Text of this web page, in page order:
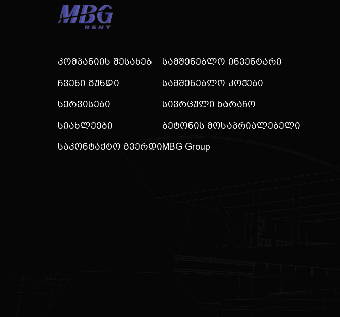
Კომპანიის Შესახებ
Ჩვენი Გუნდი
Სერვისები
Სიახლეები
Საკონტაქტო Გვერდი
Სამშენებლო Ინვენტარი
Სამშენებლო Კოჭები
Სივრცული Ხარაჩო
Ბეტონის Მოსაპრიალებელი
MBG Group